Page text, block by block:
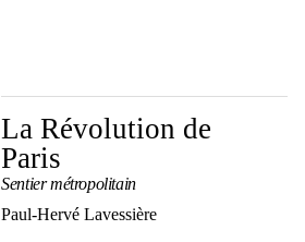
La Révolution de
Paris
Sentier métropolitain
Paul-Hervé Lavessière